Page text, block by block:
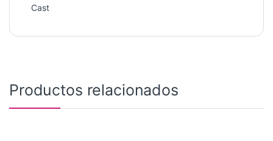
Cast
Productos relacionados